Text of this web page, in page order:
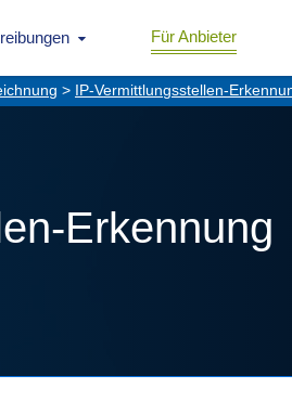
Für Anbieter
> IP-Vermittlungsstellen-
Erkennung